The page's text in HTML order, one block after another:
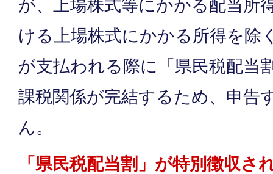
が、上場株式等にかかる配当所
ける上場株式にかかる所得を除
が支払われる際に「県民税配当
課税関係が完結するため、申告
ん。
「県民税配当割」が特別徴収さ